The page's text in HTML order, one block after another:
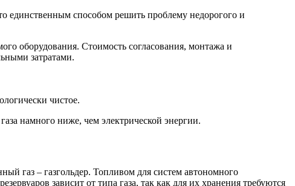
единственным способом решить проблему недорогого и
оборудования. Стоимость согласования, монтажа и
затратами.
чистое.
намного ниже, чем электрической энергии.
газ – газгольдер. Топливом для систем автономного
зависит от типа газа, так как для их хранения требуются